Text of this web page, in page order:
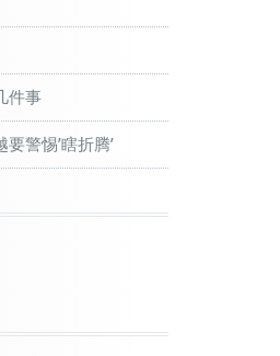
件事
警惕’瞎折腾’